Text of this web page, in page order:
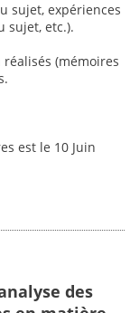
sujet, expériences
sujet, etc.).
(mémoires
est le 10 Juin
des